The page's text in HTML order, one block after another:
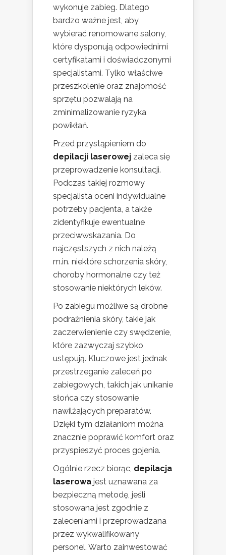
wykonuje zabieg. Dlatego
bardzo ważne jest, aby
wybierać renomowane salony,
które dysponują odpowiednimi
certyfikatami i doświadczonymi
specjalistami. Tylko właściwe
przeszkolenie oraz znajomość
sprzętu pozwalają na
zminimalizowanie ryzyka
powikłań.
Przed przystąpieniem do
depilacji laserowej zaleca się
przeprowadzenie konsultacji.
Podczas takiej rozmowy
specjalista oceni indywidualne
potrzeby pacjenta, a także
zidentyfikuje ewentualne
przeciwwskazania. Do
najczęstszych z nich należą
m.in. niektóre schorzenia skóry,
choroby hormonalne czy też
stosowanie niektórych leków.
Po zabiegu możliwe są drobne
podrażnienia skóry, takie jak
zaczerwienienie czy swędzenie,
które zazwyczaj szybko
ustępują. Kluczowe jest jednak
przestrzeganie zaleceń po
zabiegowych, takich jak unikanie
słońca czy stosowanie
nawilżających preparatów.
Dzięki tym działaniom można
znacznie poprawić komfort oraz
przyspieszyć proces gojenia.
Ogólnie rzecz biorąc, depilacja
laserowa jest uznawana za
bezpieczną metodę, jeśli
stosowana jest zgodnie z
zaleceniami i przeprowadzana
przez wykwalifikowany
personel. Warto zainwestować